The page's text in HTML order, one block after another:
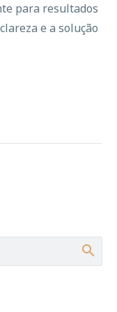
para resultados
e a solução